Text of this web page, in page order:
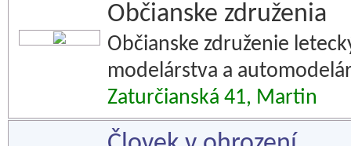
Občianske združenia
Občianske združenie
modelárstva a
Zaturčianská 41, Martin